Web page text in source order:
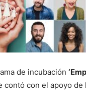
de incubación
contó con el apoyo